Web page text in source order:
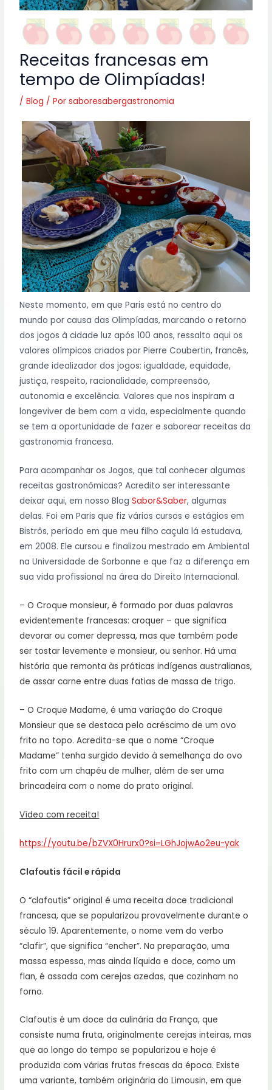
Receitas francesas em
tempo de Olimpíadas!
/Blog / Porsaboresabergastronomia
Neste momento, em que Paris está no centro do
mundo por causa das Olimpíadas, marcando o retorno
dos jogos à cidade luz após 100 anos, ressalto aqui os
valores olímpicos criados por Pierre Coubertin, francês,
grande idealizador dos jogos: igualdade, equidade,
justiça, respeito, racionalidade, compreensão,
autonomia e excelência. Valores que nos inspiram a
longeviver de bem com a vida, especialmente quando
se tem a oportunidade de fazer e saborear receitas da
gastronomia francesa.
Para acompanhar os Jogos, que tal conhecer algumas
receitas gastronômicas? Acredito ser interessante
deixar aqui, em nosso BlogSabor&Saber, algumas
delas. Foi em Paris que fiz vários cursos e estágios em
Bistrôs, período em que meu filho caçula lá estudava,
em 2008. Ele cursou e finalizou mestrado em Ambiental
na Universidade de Sorbonne e que faz a diferença em
sua vida profissional na área do Direito Internacional.
– O Croque monsieur, é formado por duas palavras
evidentemente francesas: croquer – que significa
devorar ou comer depressa, mas que também pode
ser tostar levemente e monsieur, ou senhor. Há uma
história que remonta às práticas indígenas australianas,
de assar carne entre duas fatias de massa de trigo.
– O Croque Madame, é uma variação do Croque
Monsieur que se destaca pelo acréscimo de um ovo
frito no topo. Acredita-se que o nome “Croque
Madame” tenha surgido devido à semelhança do ovo
frito com um chapéu de mulher, além de ser uma
brincadeira com o nome do prato original.
Vídeo com receita!
https://youtu.be/bZVX0Hrurx0?si=LGhJojwAo2eu-yak
Clafoutis fácil e rápida
O “clafoutis” original é uma receita doce tradicional
francesa, que se popularizou provavelmente durante o
século 19. Aparentemente, o nome vem do verbo
“clafir”, que significa “encher”. Na preparação, uma
massa espessa, mas ainda líquida e doce, como um
flan, é assada com cerejas azedas, que cozinham no
forno.
Clafoutis é um doce da culinária da França, que
consiste numa fruta, originalmente cerejas inteiras, mas
que ao longo do tempo se popularizou e hoje é
produzida com várias frutas frescas da época. Existe
uma variante, também originária do Limousin, em que